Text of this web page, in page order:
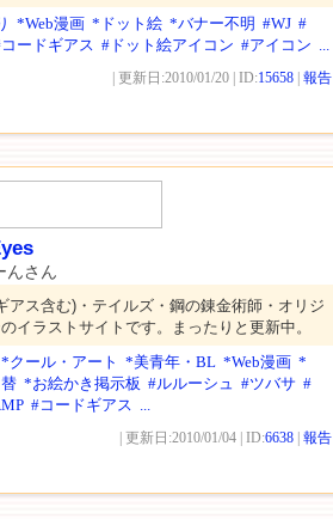
*Web漫画 *ドット絵 *バナー不明 #WJ #
ードギアス #ドット絵アイコン #アイコン ...
| 更新日:2010/01/20 | ID:15658 報告
んさん
アス含む)・テイルズ・鋼の錬金術師・オリジ
イラストサイトです。まったりと更新中。
*クール・アート *美青年・BL *Web漫画 *
*お絵かき掲示板 #ルルーシュ #ツバサ #
#コードギアス ...
| 更新日:2010/01/04 | ID:6638 報告